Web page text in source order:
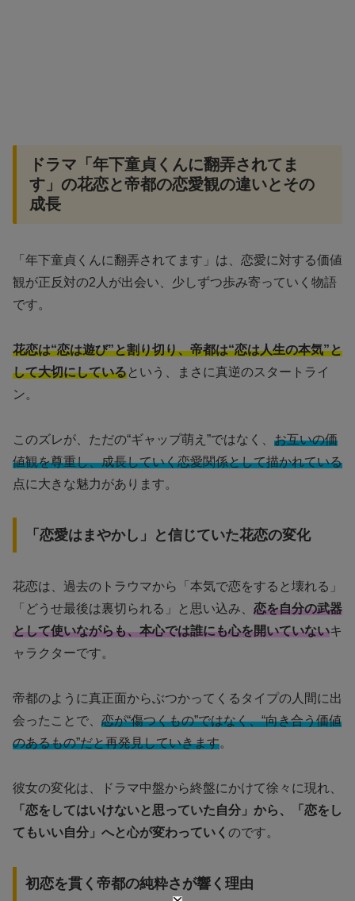
ドラマ「年下童貞くんに翻弄されてま
す」の花恋と帝都の恋愛観の違いとその
成長
「年下童貞くんに翻弄されてます」は、恋愛に対する価値
観が正反対の2人が出会い、少しずつ歩み寄っていく物語
です。
花恋は“恋は遊び”と割り切り、帝都は“恋は人生の本気”と
して大切にしているという、まさに真逆のスタートライ
ン。
このズレが、ただの“ギャップ萌え”ではなく、 お互いの価
値観を尊重し、成長していく恋愛関係として描かれている
点に大きな魅力があります。
「恋愛はまやかし」と信じていた花恋の変化
花恋は、過去のトラウマから「本気で恋をすると壊れる」
「どうせ最後は裏切られる」と思い込み、 恋を自分の武器
として使いながらも、本心では誰にも心を開いていないキ
ャラクターです。
帝都のように真正面からぶつかってくるタイプの人間に出
会ったことで、 恋が“傷つくもの”ではなく、“向き合う価値
のあるもの”だと再発見していきます。
彼女の変化は、ドラマ中盤から終盤にかけて徐々に現れ、
「恋をしてはいけないと思っていた自分」から、「恋をし
てもいい自分」へと心が変わっていく のです。
初恋を貫く帝都の純粋さが響く理由